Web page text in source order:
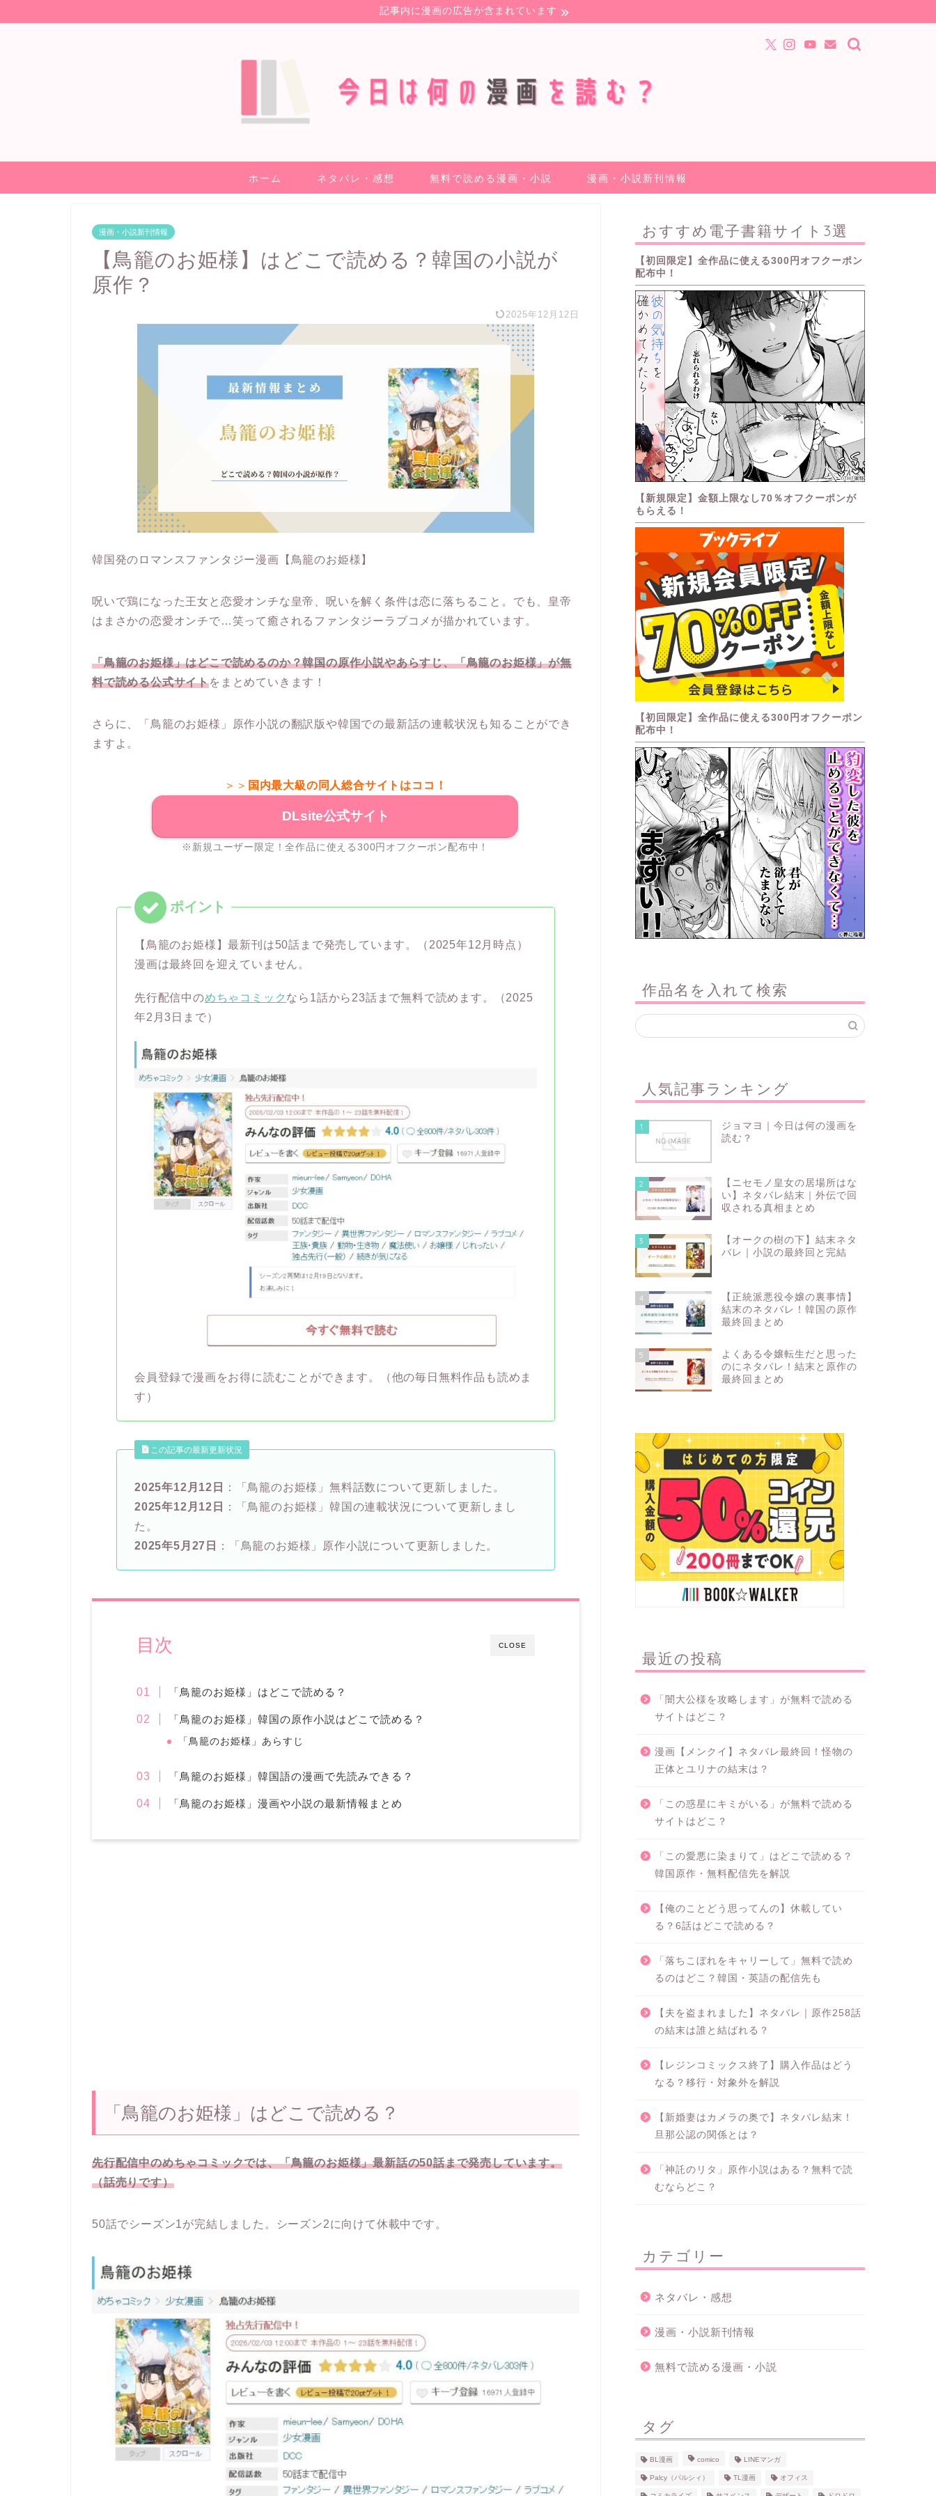
記事内に漫画の広告が含まれています
ホーム ネタバレ・感想 無料で読める漫画・小説 漫画・小説新刊情報
漫画・小説新刊情報
【鳥籠のお姫様】はどこで読める？韓国の小説が
原作？
2025年12月12日
韓国発のロマンスファンタジー漫画【鳥籠のお姫様】
呪いで鶏になった王女と恋愛オンチな皇帝、呪いを解く条件は恋に落ちること。でも、皇帝
はまさかの恋愛オンチで…笑って癒されるファンタジーラブコメが描かれています。
「鳥籠のお姫様」はどこで読めるのか？韓国の原作小説やあらすじ、「鳥籠のお姫様」が無
料で読める公式サイトをまとめていきます！
さらに、「鳥籠のお姫様」原作小説の翻訳版や韓国での最新話の連載状況も知ることができ
ますよ。
＞＞ 国内最大級の同人総合サイトはココ！
DLsite公式サイト
※新規ユーザー限定！全作品に使える300円オフクーポン配布中！
【鳥籠のお姫様】最新刊は50話まで発売しています。（2025年12月時点）
漫画は最終回を迎えていません。
先行配信中のめちゃコミック なら1話から23話まで無料で読めます。（2025
年2月3日まで）
会員登録で漫画をお得に読むことができます。（他の毎日無料作品も読めま
す）
この記事の最新更新状況
2025年12月12日
：「鳥籠のお姫様」無料話数について更新しました。
2025年12月12日
：「鳥籠のお姫様」韓国の連載状況について更新しまし
た。
2025年5月27日
：「鳥籠のお姫様」原作小説について更新しました。
CLOSE
目次
「鳥籠のお姫様」はどこで読める？
「鳥籠のお姫様」韓国の原作小説はどこで読める？
「鳥籠のお姫様」あらすじ
「鳥籠のお姫様」韓国語の漫画で先読みできる？
「鳥籠のお姫様」漫画や小説の最新情報まとめ
「鳥籠のお姫様」はどこで読める？
先行配信中のめちゃコミックでは、「鳥籠のお姫様」最新話の50話まで発売しています。
（話売りです）
50話でシーズン1が完結しました。シーズン2に向けて休載中です。
おすすめ電子書籍サイト3選
【初回限定】全作品に使える300円オフクーポン
配布中！
【新規限定】金額上限なし70％オフクーポンが
もらえる！
【初回限定】全作品に使える300円オフクーポン
配布中！
作品名を入れて検索
人気記事ランキング
1
ジョマヨ｜今日は何の漫画を
読む？
2
【ニセモノ皇女の居場所はな
い】ネタバレ結末｜外伝で回
収される真相まとめ
3
【オークの樹の下】結末ネタ
バレ｜小説の最終回と完結
4
【正統派悪役令嬢の裏事情】
結末のネタバレ！韓国の原作
最終回まとめ
5
よくある令嬢転生だと思った
のにネタバレ！結末と原作の
最終回まとめ
最近の投稿
「闇大公様を攻略します」が無料で読める
サイトはどこ？
漫画【メンクイ】ネタバレ最終回！怪物の
正体とユリナの結末は？
「この惑星にキミがいる」が無料で読める
サイトはどこ？
「この愛悪に染まりて」はどこで読める？
韓国原作・無料配信先を解説
【俺のことどう思ってんの】休載してい
る？6話はどこで読める？
「落ちこぼれをキャリーして」無料で読め
るのはどこ？韓国・英語の配信先も
【夫を盗まれました】ネタバレ｜原作258話
の結末は誰と結ばれる？
【レジンコミックス終了】購入作品はどう
なる？移行・対象外を解説
【新婚妻はカメラの奥で】ネタバレ結末！
旦那公認の関係とは？
「神託のリタ」原作小説はある？無料で読
むならどこ？
カテゴリー
ネタバレ・感想
漫画・小説新刊情報
無料で読める漫画・小説
タグ
BL漫画 comico LINEマンガ
Palcy（パルシィ） TL漫画 オフィス